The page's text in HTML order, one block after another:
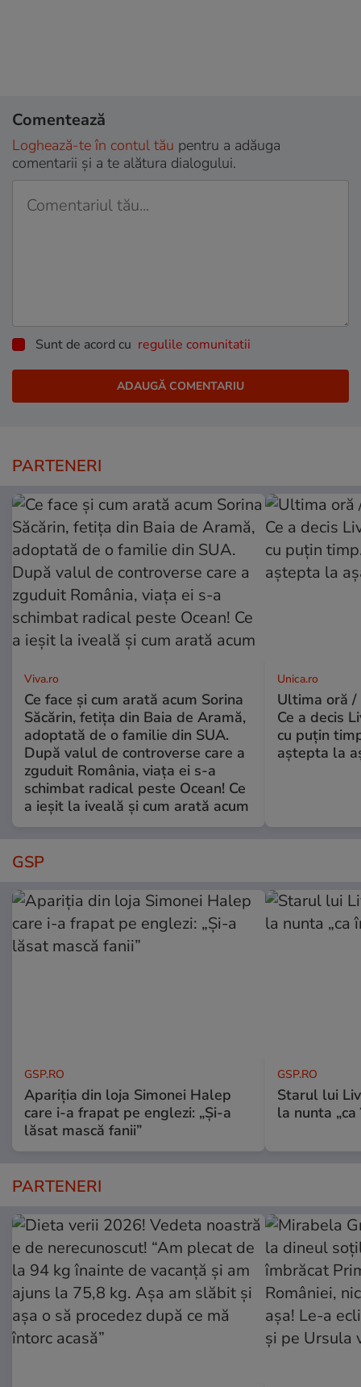
Comentează
Loghează-te în contul tău pentru a adăuga
comentarii și a te alătura dialogului.
Sunt de acord cu regulile comunitatii
PARTENERI
Viva.ro
Ce face și cum arată acum Sorina
Săcărin, fetița din Baia de Aramă,
adoptată de o familie din SUA.
După valul de controverse care a
zguduit România, viața ei s-a
schimbat radical peste Ocean! Ce
a ieșit la iveală și cum arată acum
Unica.ro
Ultima oră /
Ce a decis
cu puțin
aștepta la
GSP
GSP.RO
Apariția din loja Simonei Halep
care i-a frapat pe englezi: „Și-a
lăsat mască fanii”
GSP.RO
Starul lui
la nunta „ca
PARTENERI